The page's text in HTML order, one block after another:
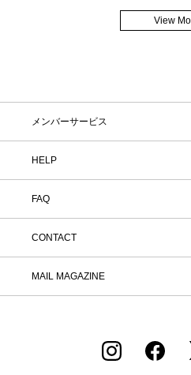
View
メンバーサービス
HELP
FAQ
CONTACT
MAIL MAGAZINE